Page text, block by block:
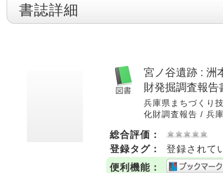
書誌詳細
宮ノ谷遺跡 : 洲
財発掘調査報告
兵庫県まちづくり
化財調査報告 / 兵
総合評価：
登録タグ：
登録されて
便利機能：